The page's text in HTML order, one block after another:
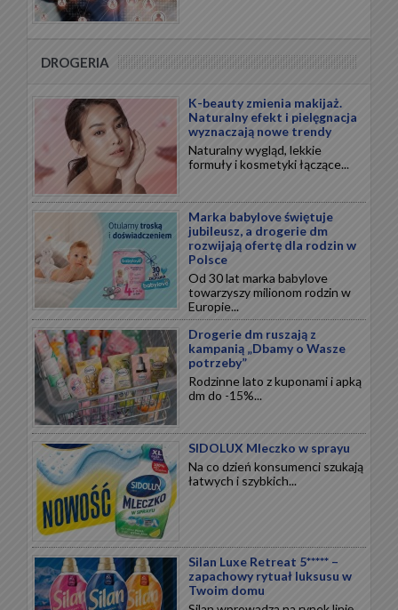
DROGERIA
K-beauty zmienia makijaż.
Naturalny efekt i pielęgnacja
wyznaczają nowe trendy
Naturalny wygląd, lekkie
formuły i kosmetyki łączące...
Marka babylove świętuje
jubileusz, a drogerie dm
rozwijają ofertę dla rodzin w
Polsce
Od 30 lat marka babylove
towarzyszy milionom rodzin w
Europie...
Drogerie dm ruszają z
kampanią „Dbamy o Wasze
potrzeby”
Rodzinne lato z kuponami i apką
dm do -15%...
SIDOLUX Mleczko w sprayu
Na co dzień konsumenci szukają
łatwych i szybkich...
Silan Luxe Retreat 5***** –
zapachowy rytuał luksusu w
Twoim domu